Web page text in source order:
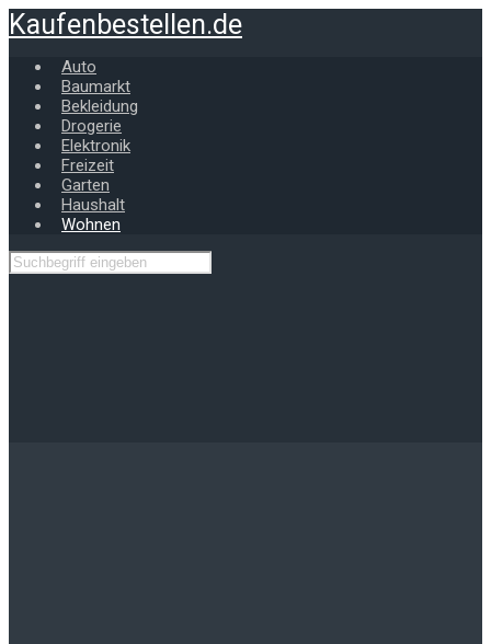
Zum
Hauptinhalt
springen
Kaufenbestellen.de
Auto
Baumarkt
Bekleidung
Drogerie
Elektronik
Freizeit
Garten
Haushalt
Wohnen